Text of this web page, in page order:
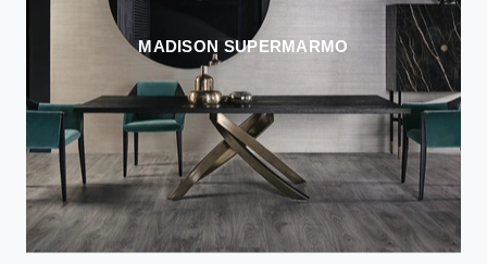
MADISON SUPERMARMO